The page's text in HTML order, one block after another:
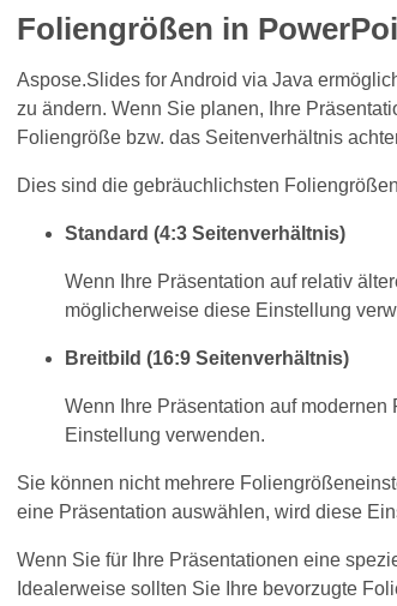
Foliengrößen in
Aspose.Slides for Android via Java
zu ändern. Wenn Sie planen, Ihre
Foliengröße bzw. das Seitenverhältnis
Dies sind die gebräuchlichsten
Standard (4:3 Seitenverhältnis)
Wenn Ihre Präsentation auf relativ
möglicherweise diese Einstellung
Breitbild (16:9 Seitenverhältnis)
Wenn Ihre Präsentation auf
Einstellung verwenden.
Sie können nicht mehrere
eine Präsentation auswählen, wird diese
Wenn Sie für Ihre Präsentationen eine
Idealerweise sollten Sie Ihre bevorzugte